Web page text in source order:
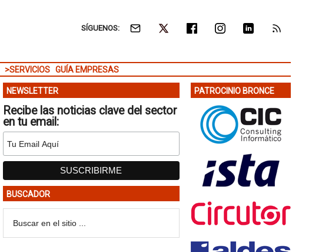
SÍGUENOS:
>SERVICIOS GUÍA EMPRESAS
NEWSLETTER
Recibe las noticias clave del sector
en tu email:
BUSCADOR
PATROCINIO BRONCE